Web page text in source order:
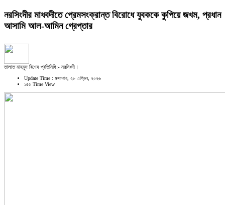
নরসিংদীর মাধবদীতে প্রেমসংক্রান্ত বিরোধে যুবককে কুপিয়ে জখম, প্রধান
আসামি আল-আমিন গ্রেপ্তার
তালাত মাহমুদ বিশেষ প্রতিনিধি:- নরসিংদী।
Update Time : মঙ্গলবার, ২৮ এপ্রিল, ২০২৬
১৫৫ Time View